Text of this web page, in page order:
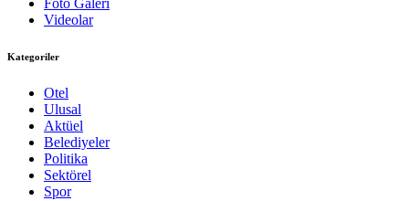
Foto Galeri
Videolar
Kategoriler
Otel
Ulusal
Aktüel
Belediyeler
Politika
Sektörel
Spor